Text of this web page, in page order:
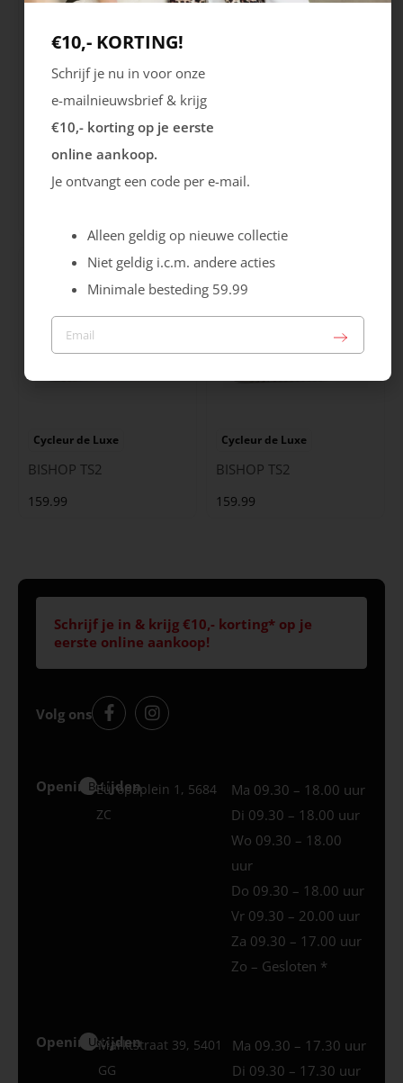
Ecco
City Stride Tom Solid
Cycleur de Luxe
BISHOP TS2
159.99
Cycleur de Luxe
BISHOP TS2
159.99
Schrijf je in & krijg €10,- korting* op je
eerste online aankoop!
Volg ons
Openingstijden
Best
Europaplein 1, 5684
ZC
Ma 09.30 – 18.00 uur
Di 09.30 – 18.00 uur
Wo 09.30 – 18.00
uur
Do 09.30 – 18.00 uur
Vr 09.30 – 20.00 uur
Za 09.30 – 17.00 uur
Zo – Gesloten *
Openingstijden
Uden
Marktstraat 39, 5401
GG
Ma 09.30 – 17.30 uur
Di 09.30 – 17.30 uur
€10,- KORTING!
Schrijf je nu in voor onze
e-mailnieuwsbrief & krijg
€10,- korting op je eerste
online aankoop.
Je ontvangt een code per e-mail.
Alleen geldig op nieuwe collectie
Niet geldig i.c.m. andere acties
Minimale besteding 59.99